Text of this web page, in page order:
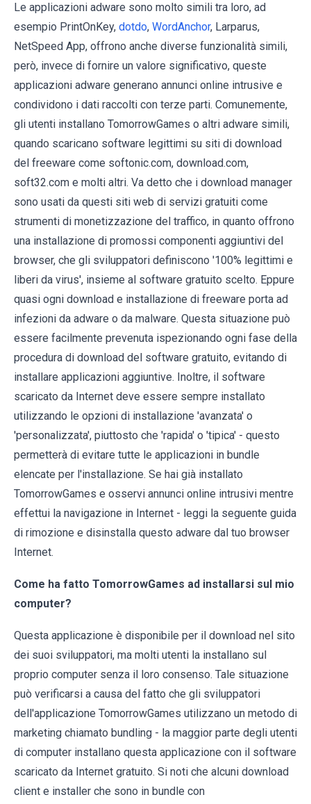
Le applicazioni adware sono molto simili tra loro, ad
esempio PrintOnKey, dotdo, WordAnchor, Larparus,
NetSpeed App, offrono anche diverse funzionalità simili,
però, invece di fornire un valore significativo, queste
applicazioni adware generano annunci online intrusive e
condividono i dati raccolti con terze parti. Comunemente,
gli utenti installano TomorrowGames o altri adware simili,
quando scaricano software legittimi su siti di download
del freeware come softonic.com, download.com,
soft32.com e molti altri. Va detto che i download manager
sono usati da questi siti web di servizi gratuiti come
strumenti di monetizzazione del traffico, in quanto offrono
una installazione di promossi componenti aggiuntivi del
browser, che gli sviluppatori definiscono '100% legittimi e
liberi da virus', insieme al software gratuito scelto. Eppure
quasi ogni download e installazione di freeware porta ad
infezioni da adware o da malware. Questa situazione può
essere facilmente prevenuta ispezionando ogni fase della
procedura di download del software gratuito, evitando di
installare applicazioni aggiuntive. Inoltre, il software
scaricato da Internet deve essere sempre installato
utilizzando le opzioni di installazione 'avanzata' o
'personalizzata', piuttosto che 'rapida' o 'tipica' - questo
permetterà di evitare tutte le applicazioni in bundle
elencate per l'installazione. Se hai già installato
TomorrowGames e osservi annunci online intrusivi mentre
effettui la navigazione in Internet - leggi la seguente guida
di rimozione e disinstalla questo adware dal tuo browser
Internet.
Come ha fatto TomorrowGames ad installarsi sul mio
computer?
Questa applicazione è disponibile per il download nel sito
dei suoi sviluppatori, ma molti utenti la installano sul
proprio computer senza il loro consenso. Tale situazione
può verificarsi a causa del fatto che gli sviluppatori
dell'applicazione TomorrowGames utilizzano un metodo di
marketing chiamato bundling - la maggior parte degli utenti
di computer installano questa applicazione con il software
scaricato da Internet gratuito. Si noti che alcuni download
client e installer che sono in bundle con